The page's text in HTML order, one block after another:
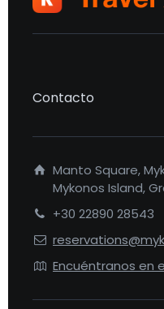
Contacto
Manto Square,
Mykonos Island,
+30 22890 28543
Encuéntranos en